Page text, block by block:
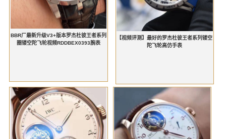
BBR厂最新升级V3+版本罗杰杜彼王者系列
圈镂空陀飞轮视频RDDBEX0393腕表
【视频评测】最好的罗杰杜彼王者系列镂空
陀飞轮高仿手表